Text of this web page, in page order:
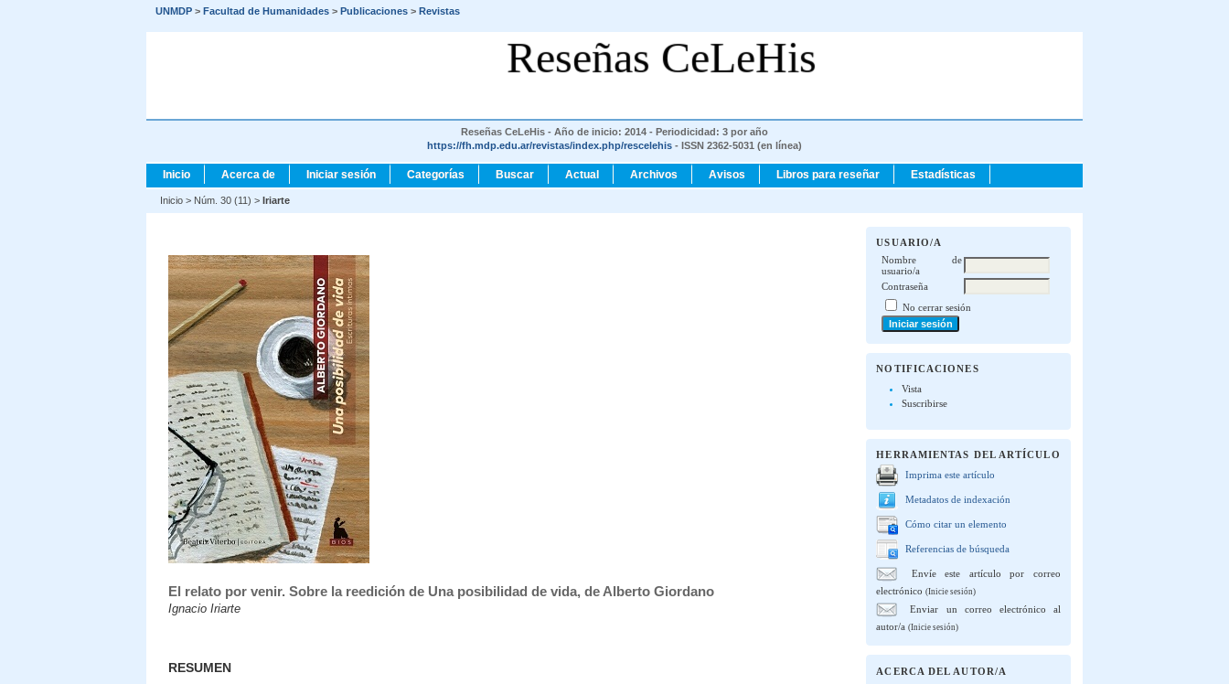
UNMDP > Facultad de Humanidades > Publicaciones > Revistas
Reseñas CeLeHis
Reseñas CeLeHis - Año de inicio: 2014 - Periodicidad: 3 por año
https://fh.mdp.edu.ar/revistas/index.php/rescelehis - ISSN 2362-5031 (en línea)
USUARIO/A
Nombre de
usuario/a
Contraseña
No cerrar sesión
NOTIFICACIONES
Vista
Suscribirse
HERRAMIENTAS DEL ARTÍCULO
Imprima este artículo
Metadatos de indexación
Cómo citar un elemento
Referencias de búsqueda
Envíe este artículo por correo
electrónico(Inicie sesión)
Enviar un correo electrónico al
autor/a(Inicie sesión)
ACERCA DEL AUTOR/A
Inicio Acerca de Iniciar sesión Categorías Buscar Actual Archivos Avisos Libros para reseñar Estadísticas
Inicio > Núm. 30 (11) > Iriarte
El relato por venir. Sobre la reedición de Una posibilidad de vida, de Alberto Giordano
Ignacio Iriarte
RESUMEN